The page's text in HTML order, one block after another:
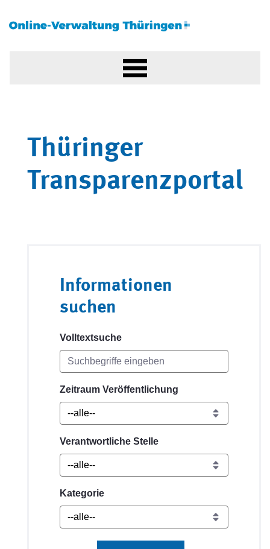
Thüringer
Transparenzportal
Informationen
suchen
Volltextsuche
Zeitraum Veröffentlichung
Verantwortliche Stelle
Kategorie